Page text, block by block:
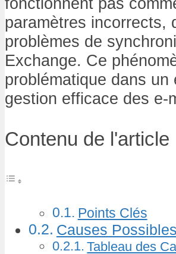
paramètres incorrects,
problèmes de
Exchange. Ce
problématique dans
gestion efficace des e-
Contenu de l'article
Points Clés
Causes Possibles
Tableau des